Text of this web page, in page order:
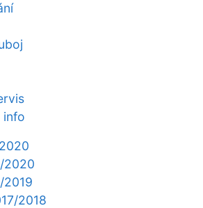
info
2020
2019
2018